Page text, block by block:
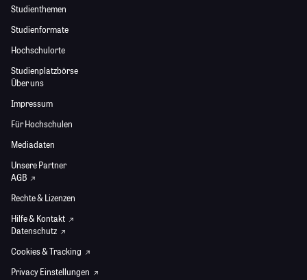
Studienthemen
Studienformate
Hochschulorte
Studienplatzbörse
Über uns
Impressum
Für Hochschulen
Mediadaten
Unsere Partner
AGB
Rechte & Lizenzen
Hilfe & Kontakt
Datenschutz
Cookies & Tracking
Privacy Einstellungen